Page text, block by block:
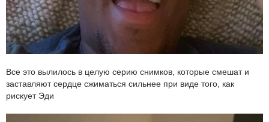
Все это вылилось в целую серию снимков, которые смешат и
заставляют сердце сжиматься сильнее при виде того, как
рискует Эди